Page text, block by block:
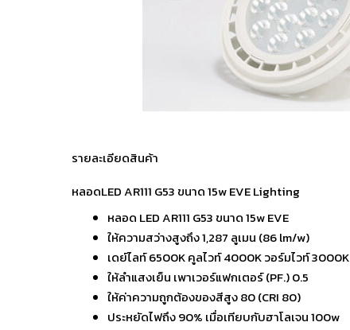
รายละเอียดสินค้า
หลอดLED AR111 G53 ขนาด 15w EVE Lighting
หลอด LED AR111 G53 ขนาด 15w EVE
ให้ความสว่างสูงถึง 1,287 ลูเมน (86 lm/w)
เดย์ไลท์ 6500K คูลไวท์ 4000K วอร์มไวท์ 3000K
ให้ลำแสงเย็น เพาเวอร์แฟกเตอร์ (PF.) 0.5
ให้ค่าความถูกต้องของสีสูง 80 (CRI 80)
ประหยัดไฟถึง 90% เมื่อเทียบกับฮาโลเจน 100w